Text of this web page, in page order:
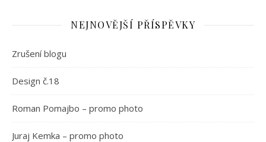
NEJNOVĚJŠÍ PŘÍSPĚVKY
Zrušení blogu
Design č.18
Roman Pomajbo – promo photo
Juraj Kemka – promo photo